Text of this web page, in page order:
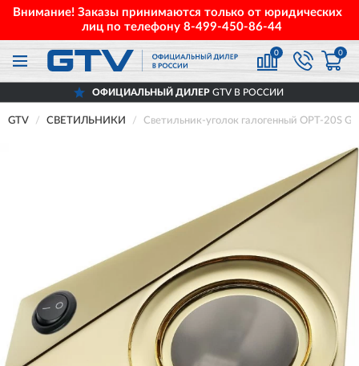
Внимание! Заказы принимаются только от юридических
лиц по телефону 8-499-450-86-44
0 0
ОФИЦИАЛЬНЫЙ ДИЛЕР GTV В РОССИИ
GTV СВЕТИЛЬНИКИ Светильник-уголок галогенный ОРТ-20S